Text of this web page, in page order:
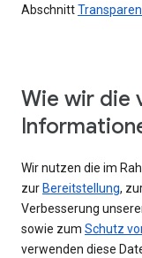
Abschnitt
Wie wir die
Wir nutzen die im
zur Bereitstellung,
Verbesserung
sowie zum Schutz
verwenden diese